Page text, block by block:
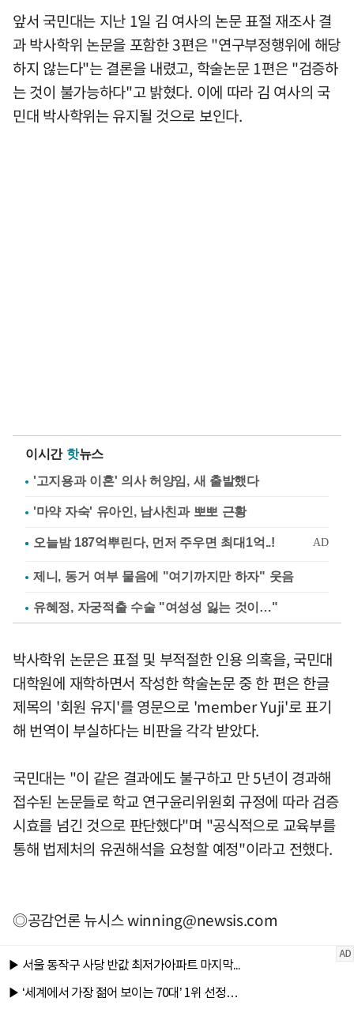
앞서 국민대는 지난 1일 김 여사의 논문 표절 재조사 결
과 박사학위 논문을 포함한 3편은 "연구부정행위에 해당
하지 않는다"는 결론을 내렸고, 학술논문 1편은 "검증하
는 것이 불가능하다"고 밝혔다. 이에 따라 김 여사의 국
민대 박사학위는 유지될 것으로 보인다.
이시간 핫뉴스
'고지용과 이혼' 의사 허양임, 새 출발했다
'마약 자숙' 유아인, 남사친과 뽀뽀 근황
제니, 동거 여부 물음에 "여기까지만 하자" 웃음
유혜정, 자궁적출 수술 "여성성 잃는 것이…"
박사학위 논문은 표절 및 부적절한 인용 의혹을, 국민대
대학원에 재학하면서 작성한 학술논문 중 한 편은 한글
제목의 '회원 유지'를 영문으로 'member Yuji'로 표기
해 번역이 부실하다는 비판을 각각 받았다.
국민대는 "이 같은 결과에도 불구하고 만 5년이 경과해
접수된 논문들로 학교 연구윤리위원회 규정에 따라 검증
시효를 넘긴 것으로 판단했다"며 "공식적으로 교육부를
통해 법제처의 유권해석을 요청할 예정"이라고 전했다.
◎공감언론 뉴시스winning@newsis.com